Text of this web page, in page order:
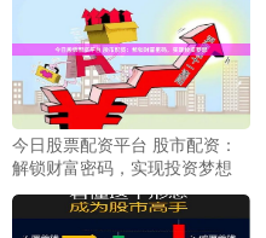
今日股票配资平台 股市配资：
解锁财富密码，实现投资梦想